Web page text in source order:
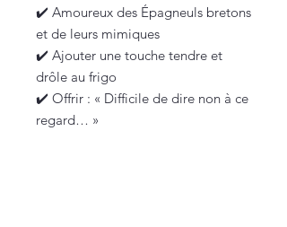
✔️ Amoureux des Épagneuls bretons
et de leurs mimiques
✔️ Ajouter une touche tendre et
drôle au frigo
✔️ Offrir : « Difficile de dire non à ce
regard… »